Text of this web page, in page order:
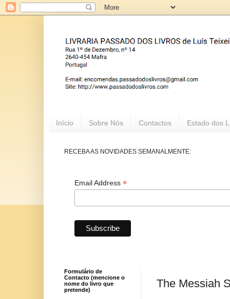
Início Sobre Nós Contactos Estado dos
RECEBA AS NOVIDADES SEMANALMENTE:
Email Address *
The Messiah
Formulário de
Contacto (mencione o
nome do livro que
pretende)